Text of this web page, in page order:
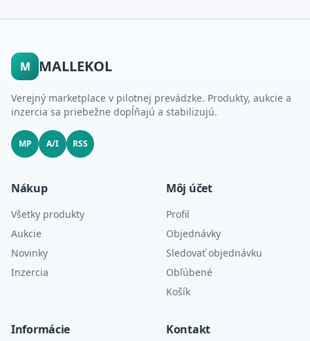
M MALLEKOL
Verejný marketplace v pilotnej prevádzke. Produkty, aukcie a
inzercia sa priebežne dopĺňajú a stabilizujú.
MP A/I RSS
Nákup
Všetky produkty
Aukcie
Novinky
Inzercia
Môj účet
Profil
Objednávky
Sledovať objednávku
Obľúbené
Košík
Informácie Kontakt